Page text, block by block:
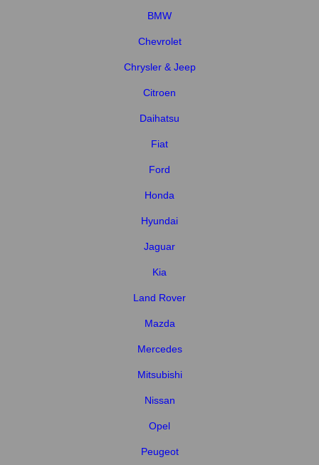
BMW
Chevrolet
Chrysler & Jeep
Citroen
Daihatsu
Fiat
Ford
Honda
Hyundai
Jaguar
Kia
Land Rover
Mazda
Mercedes
Mitsubishi
Nissan
Opel
Peugeot